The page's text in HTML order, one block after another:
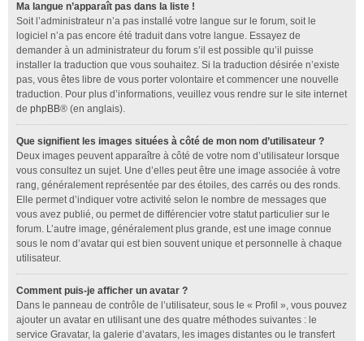
Ma langue n’apparaît pas dans la liste !
Soit l’administrateur n’a pas installé votre langue sur le forum, soit le
logiciel n’a pas encore été traduit dans votre langue. Essayez de
demander à un administrateur du forum s’il est possible qu’il puisse
installer la traduction que vous souhaitez. Si la traduction désirée n’existe
pas, vous êtes libre de vous porter volontaire et commencer une nouvelle
traduction. Pour plus d’informations, veuillez vous rendre sur le site internet
de phpBB® (en anglais).
Que signifient les images situées à côté de mon nom d’utilisateur ?
Deux images peuvent apparaître à côté de votre nom d’utilisateur lorsque
vous consultez un sujet. Une d’elles peut être une image associée à votre
rang, généralement représentée par des étoiles, des carrés ou des ronds.
Elle permet d’indiquer votre activité selon le nombre de messages que
vous avez publié, ou permet de différencier votre statut particulier sur le
forum. L’autre image, généralement plus grande, est une image connue
sous le nom d’avatar qui est bien souvent unique et personnelle à chaque
utilisateur.
Comment puis-je afficher un avatar ?
Dans le panneau de contrôle de l’utilisateur, sous le « Profil », vous pouvez
ajouter un avatar en utilisant une des quatre méthodes suivantes : le
service Gravatar, la galerie d’avatars, les images distantes ou le transfert